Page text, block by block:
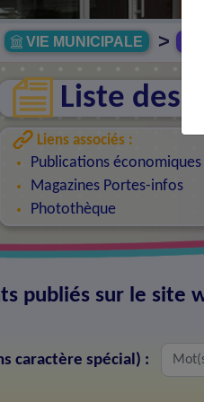
VIE MUNICIPALE >
Liste des
Liens associés :
Publications économiques
Magazines Portes-infos
Photothèque
publiés sur le site
caractère spécial) :